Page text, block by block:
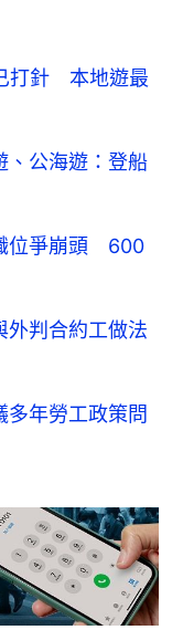
打針 本地遊最
、公海遊：登船
位爭崩頭 600
判合約工做法
年勞工政策問